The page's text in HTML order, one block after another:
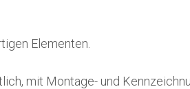
Elementen.
mit Montage- und